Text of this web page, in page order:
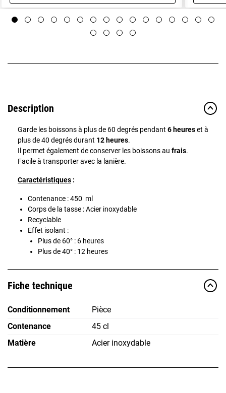
Description
Garde les boissons à plus de 60 degrés pendant 6 heureset à
plus de 40 degrés durant 12 heures.
Il permet également de conserver les boissons au frais.
Facile à transporter avec la lanière.
Caractéristiques :
Contenance : 450 ml
Corps de la tasse : Acier inoxydable
Recyclable
Effet isolant :
Plus de 60° : 6 heures
Plus de 40° : 12 heures
Fiche technique
Conditionnement
Pièce
Contenance
45 cl
Matière
Acier inoxydable